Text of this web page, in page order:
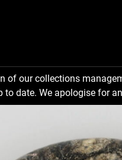
of our collections
to date. We apologise for